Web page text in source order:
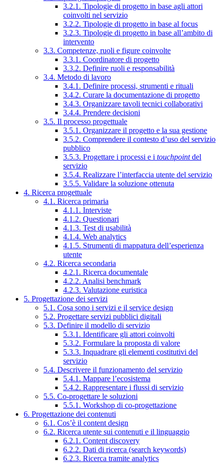
3.2.1. Tipologie di progetto in base agli attori
coinvolti nel servizio
3.2.2. Tipologie di progetto in base al focus
3.2.3. Tipologie di progetto in base all’ambito di
intervento
3.3. Competenze, ruoli e figure coinvolte
3.3.1. Coordinatore di progetto
3.3.2. Definire ruoli e responsabilità
3.4. Metodo di lavoro
3.4.1. Definire processi, strumenti e rituali
3.4.2. Curare la documentazione di progetto
3.4.3. Organizzare tavoli tecnici collaborativi
3.4.4. Prendere decisioni
3.5. Il processo progettuale
3.5.1. Organizzare il progetto e la sua gestione
3.5.2. Comprendere il contesto d’uso del servizio
pubblico
3.5.3. Progettare i processi e i touchpointdel
servizio
3.5.4. Realizzare l’interfaccia utente del servizio
3.5.5. Validare la soluzione ottenuta
4. Ricerca progettuale
4.1. Ricerca primaria
4.1.1. Interviste
4.1.2. Questionari
4.1.3. Test di usabilità
4.1.4. Web analytics
4.1.5. Strumenti di mappatura dell’esperienza
utente
4.2. Ricerca secondaria
4.2.1. Ricerca documentale
4.2.2. Analisi benchmark
4.2.3. Valutazione euristica
5. Progettazione dei servizi
5.1. Cosa sono i servizi e il service design
5.2. Progettare servizi pubblici digitali
5.3. Definire il modello di servizio
5.3.1. Identificare gli attori coinvolti
5.3.2. Formulare la proposta di valore
5.3.3. Inquadrare gli elementi costitutivi del
servizio
5.4. Descrivere il funzionamento del servizio
5.4.1. Mappare l’ecosistema
5.4.2. Rappresentare i flussi di servizio
5.5. Co-progettare le soluzioni
5.5.1. Workshop di co-progettazione
6. Progettazione dei contenuti
6.1. Cos’è il content design
6.2. Ricerca utente sui contenuti e il linguaggio
6.2.1. Content discovery
6.2.2. Dati di ricerca (search keywords)
6.2.3. Ricerca tramite analytics